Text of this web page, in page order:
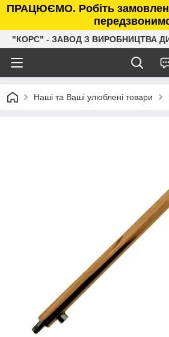
ПРАЦЮЄМО. Робіть
"КОРС" - ЗАВОД З ВИРОБНИЦТВА
Наші та Ваші улюблені товари